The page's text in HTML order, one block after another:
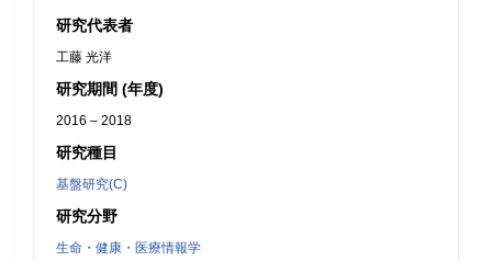
研究代表者
工藤 光洋
研究期間 (年度)
2016 – 2018
研究種目
基盤研究(C)
研究分野
生命・健康・医療情報学